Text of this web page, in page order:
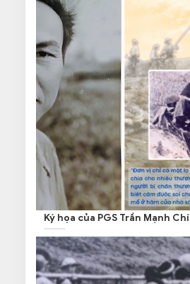
Ký họa của PGS Trần Mạnh Chí